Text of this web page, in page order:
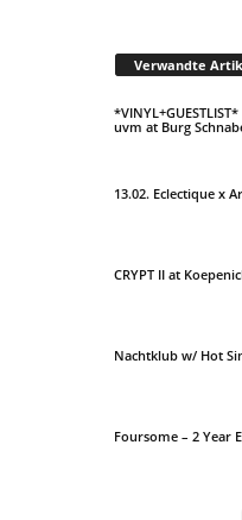
Verwandte
uvm at Burg
13.02. Eclectique x
CRYPT II at
Nachtklub w/ Hot
Foursome – 2 Year